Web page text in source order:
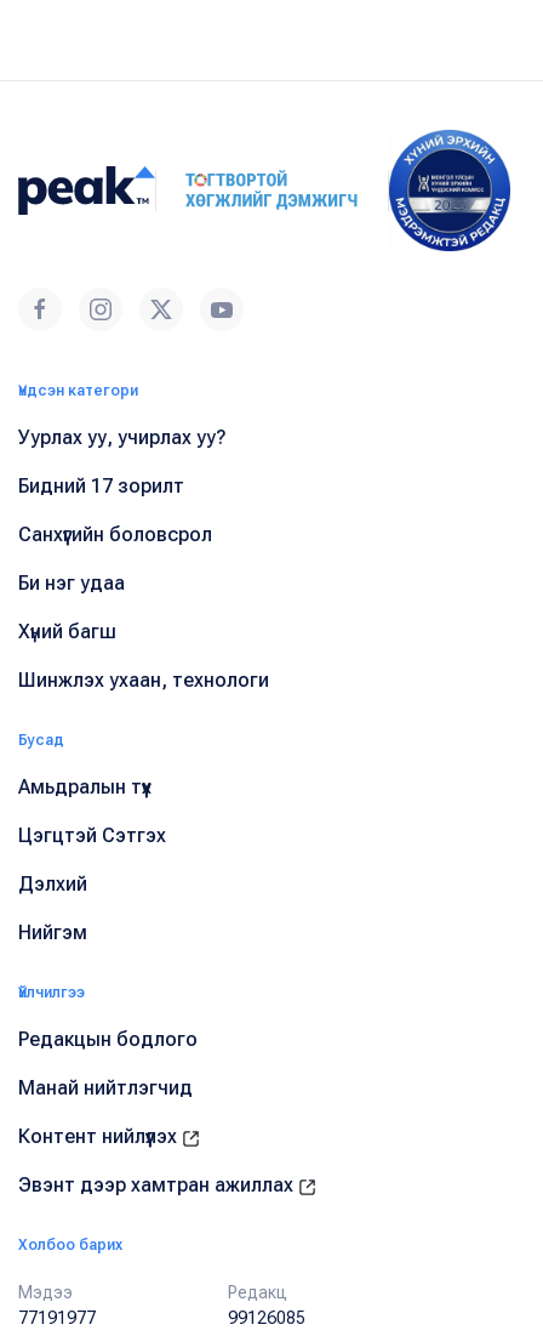
Үндсэн категори
Уурлах уу, учирлах уу?
Бидний 17 зорилт
Санхүүгийн боловсрол
Би нэг удаа
Хүний багш
Шинжлэх ухаан, технологи
Бусад
Амьдралын түүх
Цэгцтэй Сэтгэх
Дэлхий
Нийгэм
Үйлчилгээ
Редакцын бодлого
Манай нийтлэгчид
Контент нийлүүлэх
Эвэнт дээр хамтран ажиллах
Холбоо барих
Мэдээ
77191977
Редакц
99126085